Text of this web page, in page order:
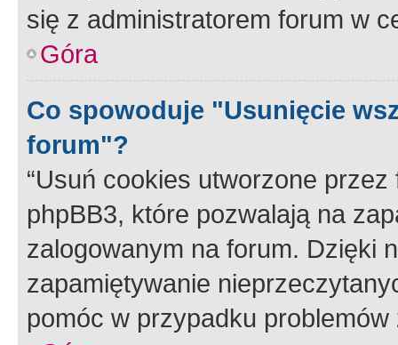
się z administratorem forum w
Góra
Co spowoduje "Usunięcie
forum"?
“Usuń cookies utworzone
phpBB3, które pozwalają na
zalogowanym na forum. Dzięki
zapamiętywanie
pomóc w przypadku